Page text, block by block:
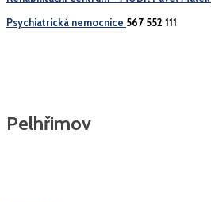
Psychiatrická nemocnice 567 552 111
Pelhřimov